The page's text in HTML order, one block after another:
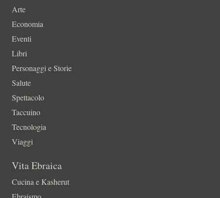
Arte
Economia
Eventi
Libri
Personaggi e Storie
Salute
Spettacolo
Taccuino
Tecnologia
Viaggi
Vita Ebraica
Cucina e Kasherut